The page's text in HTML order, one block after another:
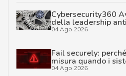
Cybersecurity360
della leadership
04 Ago 2026
Fail securely:
misura quando i
04 Ago 2026